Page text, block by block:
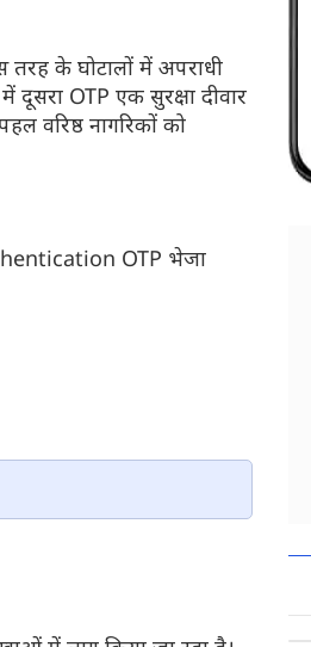
के घोटालों में अपराधी
OTP एक सुरक्षा दीवार
वरिष्ठ नागरिकों को
OTP भेजा
और देखें